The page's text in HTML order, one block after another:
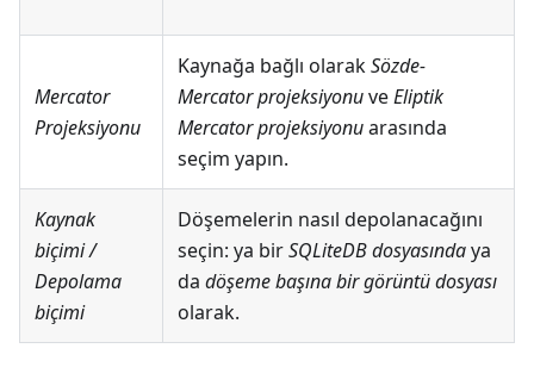
Mercator
Projeksiyonu
Kaynağa bağlı olarakSözde-
Mercator projeksiyonuveEliptik
Mercator projeksiyonuarasında
seçim yapın.
Kaynak
biçimi/
Depolama
biçimi
Döşemelerin nasıl depolanacağını
seçin: ya birSQLiteDB dosyasındaya
da döşeme başına bir görüntü dosyası
olarak.